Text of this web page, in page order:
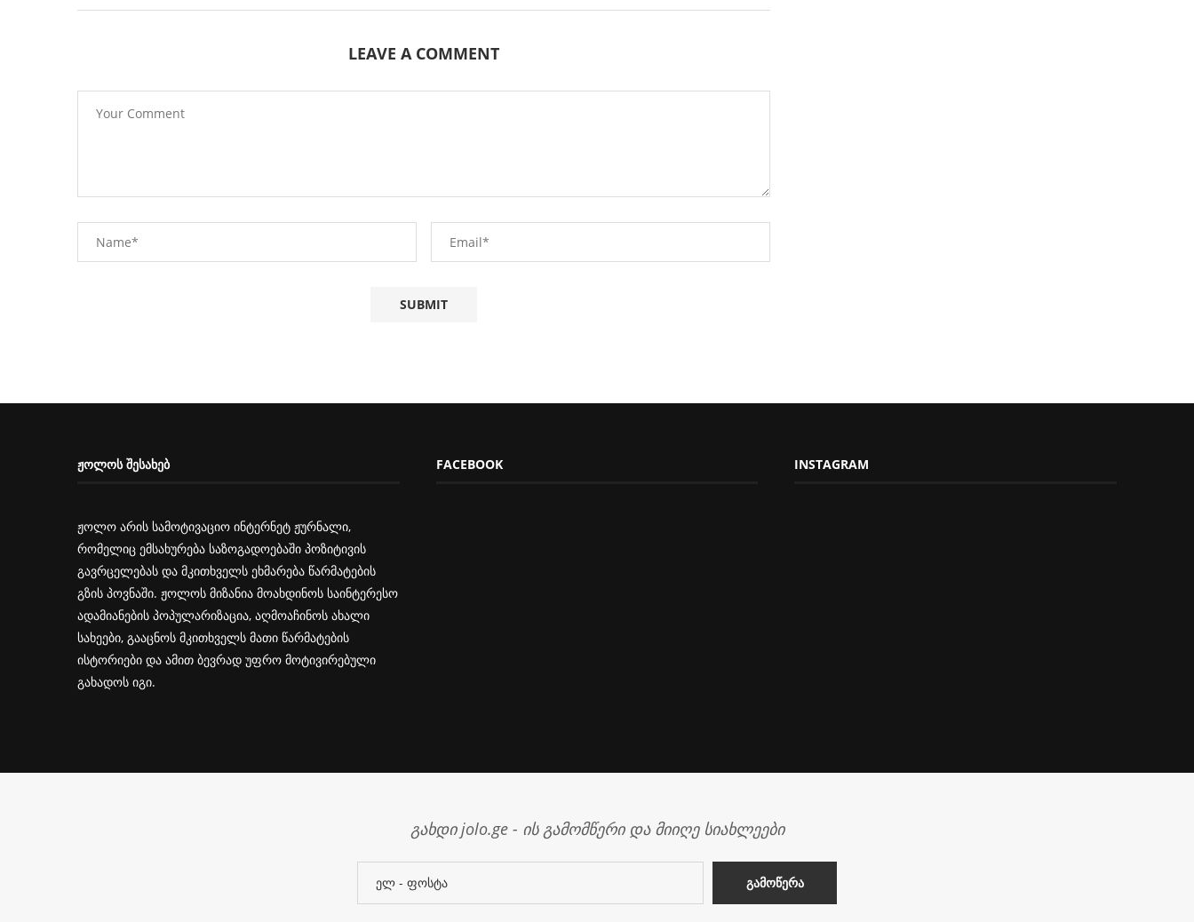
LEAVE A COMMENT
ᲟᲝᲚᲝᲡ ᲨᲔᲡᲐᲮᲔᲑ
ჟოლო არის სამოტივაციო ინტერნეტ ჟურნალი,
რომელიც ემსახურება საზოგადოებაში პოზიტივის
გავრცელებას და მკითხველს ეხმარება წარმატების
გზის პოვნაში. ჟოლოს მიზანია მოახდინოს საინტერესო
ადამიანების პოპულარიზაცია, აღმოაჩინოს ახალი
სახეები, გააცნოს მკითხველს მათი წარმატების
ისტორიები და ამით ბევრად უფრო მოტივირებული
გახადოს იგი.
FACEBOOK INSTAGRAM
გახდი jolo.ge - ის გამომწერი და მიიღე სიახლეები